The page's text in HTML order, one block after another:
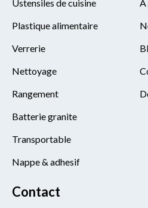
Ustensiles de cuisine
Plastique alimentaire
Verrerie
Nettoyage
Rangement
Batterie granite
Transportable
Nappe & adhesif
Contact